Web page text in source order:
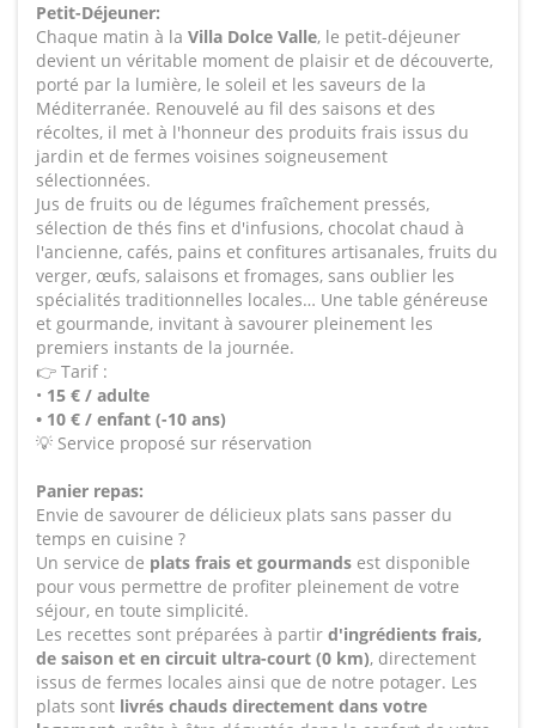
Petit-Déjeuner:
Chaque matin à la Villa Dolce Valle, le petit-déjeuner
devient un véritable moment de plaisir et de découverte,
porté par la lumière, le soleil et les saveurs de la
Méditerranée. Renouvelé au fil des saisons et des
récoltes, il met à l'honneur des produits frais issus du
jardin et de fermes voisines soigneusement
sélectionnées.
Jus de fruits ou de légumes fraîchement pressés,
sélection de thés fins et d'infusions, chocolat chaud à
l'ancienne, cafés, pains et confitures artisanales, fruits du
verger, œufs, salaisons et fromages, sans oublier les
spécialités traditionnelles locales… Une table généreuse
et gourmande, invitant à savourer pleinement les
premiers instants de la journée.
👉 Tarif :
• 15 € / adulte
• 10 € / enfant (-10 ans)
💡 Service proposé sur réservation
Panier repas:
Envie de savourer de délicieux plats sans passer du
temps en cuisine ?
Un service de plats frais et gourmands est disponible
pour vous permettre de profiter pleinement de votre
séjour, en toute simplicité.
Les recettes sont préparées à partir d'ingrédients frais,
de saison et en circuit ultra-court (0 km), directement
issus de fermes locales ainsi que de notre potager. Les
plats sont livrés chauds directement dans votre